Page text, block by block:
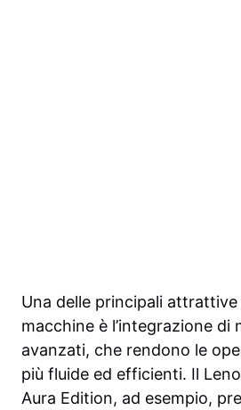
Una delle principali
macchine è l’integrazione di
avanzati, che rendono le
più fluide ed efficienti. Il
Aura Edition, ad esempio,